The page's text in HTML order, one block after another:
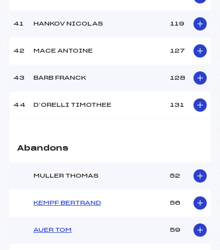
41 HANKOV NICOLAS 119
42 MACE ANTOINE 127
43 BARB FRANCK 128
44 D’ORELLI TIMOTHEE 131
Abandons
MULLER THOMAS 52
KEMPF BERTRAND 56
AUER TOM 59